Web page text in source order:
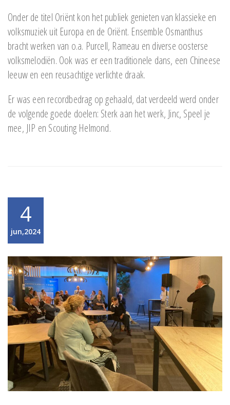
Onder de titel Oriënt kon het publiek genieten van klassieke en
volksmuziek uit Europa en de Oriënt. Ensemble Osmanthus
bracht werken van o.a. Purcell, Rameau en diverse oosterse
volksmelodiën. Ook was er een traditionele dans, een Chineese
leeuw en een reusachtige verlichte draak.
Er was een recordbedrag op gehaald, dat verdeeld werd onder
de volgende goede doelen: Sterk aan het werk, Jinc, Speel je
mee, JIP en Scouting Helmond.
4
jun,2024